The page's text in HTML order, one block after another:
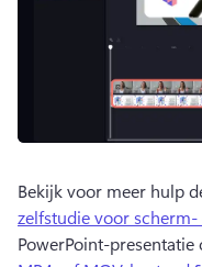
Bekijk voor meer hulp
zelfstudie voor
PowerPoint-presentatie